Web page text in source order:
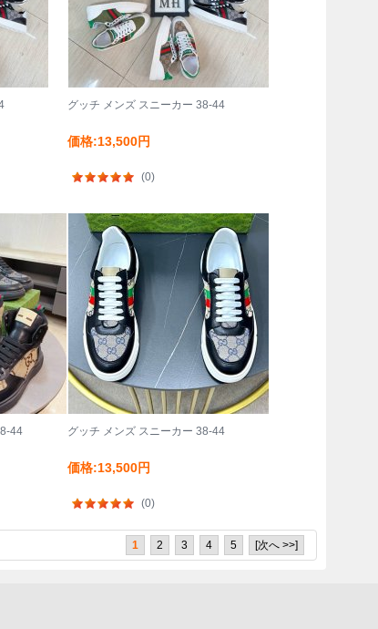
グッチ メンズ スニーカー 38-44
価格:13,500円
(0)
44 グッチ メンズ スニーカー 38-44
価格:13,500円
(0)
1 2 3 4 5 [次へ >>]